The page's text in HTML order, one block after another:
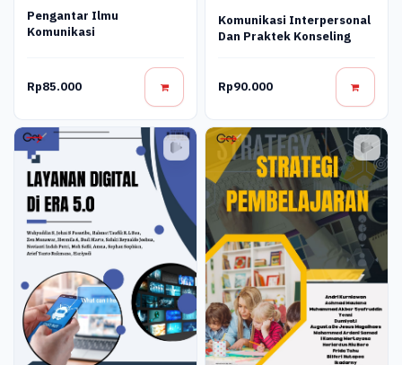
Pengantar Ilmu
Komunikasi
Rp85.000
Komunikasi Interpersonal
Dan Praktek Konseling
Rp90.000